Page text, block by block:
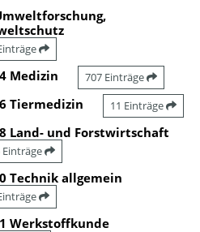
Medizin 707 Einträge
Tiermedizin 11 Einträge
Land- und Forstwirtschaft
Einträge
Technik allgemein
Werkstoffkunde